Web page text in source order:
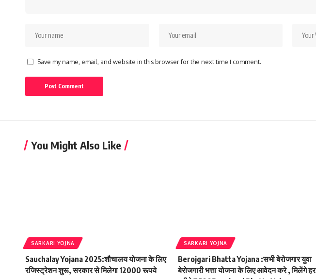
Save my name, email, and website in this browser for the next time I comment.
You Might Also Like
SARKARI YOJNA
Sauchalay Yojana 2025:शौचालय योजना के लिए
रजिस्ट्रेशन शुरू, सरकार से मिलेगा 12000 रूपये
SARKARI YOJNA
Berojgari Bhatta Yojana :सभी बेरोजगार युवा
बेरोजगारी भत्ता योजना के लिए आवेदन करे , मिलेंगे हर